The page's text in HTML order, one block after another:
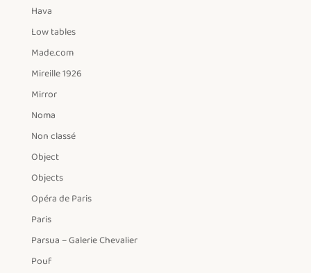
Hava
Low tables
Made.com
Mireille 1926
Mirror
Noma
Non classé
Object
Objects
Opéra de Paris
Paris
Parsua – Galerie Chevalier
Pouf